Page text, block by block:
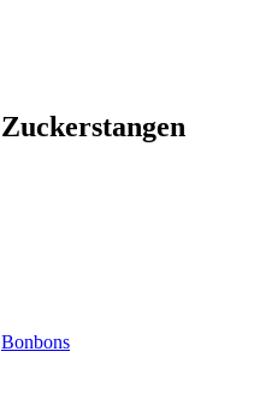
Zuckerstangen
Bonbons